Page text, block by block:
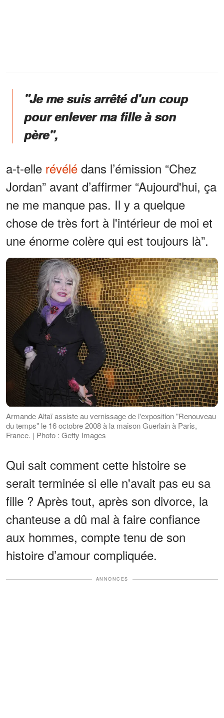
"Je me suis arrêté d'un coup
pour enlever ma fille à son
père",
a-t-elle révélé dans l’émission “Chez
Jordan” avant d’affirmer “Aujourd'hui, ça
ne me manque pas. Il y a quelque
chose de très fort à l'intérieur de moi et
une énorme colère qui est toujours là”.
Armande Altaï assiste au vernissage de l'exposition "Renouveau
du temps" le 16 octobre 2008 à la maison Guerlain à Paris,
France. | Photo : Getty Images
Qui sait comment cette histoire se
serait terminée si elle n'avait pas eu sa
fille ? Après tout, après son divorce, la
chanteuse a dû mal à faire confiance
aux hommes, compte tenu de son
histoire d’amour compliquée.
ANNONCES